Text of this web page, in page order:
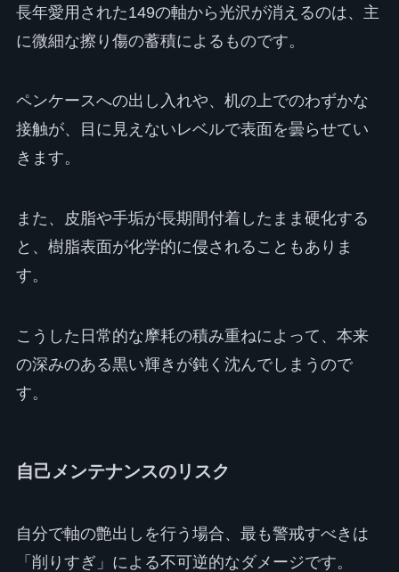
長年愛用された149の軸から光沢が消えるのは、主
に微細な擦り傷の蓄積によるものです。
ペンケースへの出し入れや、机の上でのわずかな
接触が、目に見えないレベルで表面を曇らせてい
きます。
また、皮脂や手垢が長期間付着したまま硬化する
と、樹脂表面が化学的に侵されることもありま
す。
こうした日常的な摩耗の積み重ねによって、本来
の深みのある黒い輝きが鈍く沈んでしまうので
す。
自己メンテナンスのリスク
自分で軸の艶出しを行う場合、最も警戒すべきは
「削りすぎ」による不可逆的なダメージです。